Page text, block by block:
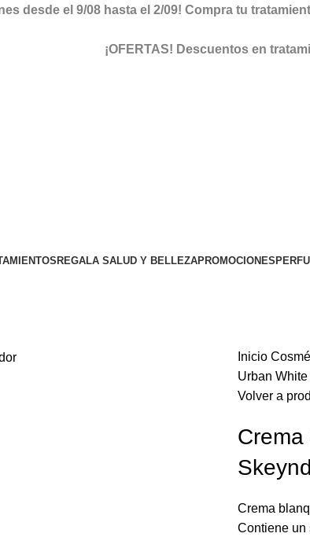
desde el 9/08 hasta el 2/09! Compra tu
¡OFERTAS! Descuentos en
REGALA SALUD Y BELLEZAPROMOCIONES
Inicio
Urban
Volver a
Crema
Contiene un